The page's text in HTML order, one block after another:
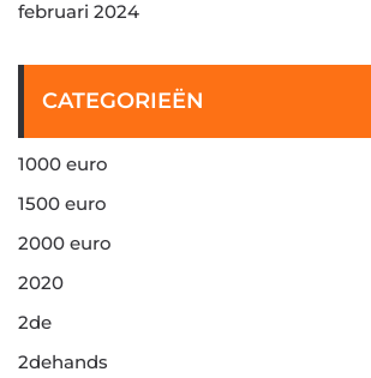
februari 2024
CATEGORIEËN
1000 euro
1500 euro
2000 euro
2020
2de
2dehands